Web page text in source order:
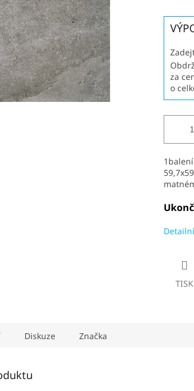
za
o
TISK
Diskuze Značka